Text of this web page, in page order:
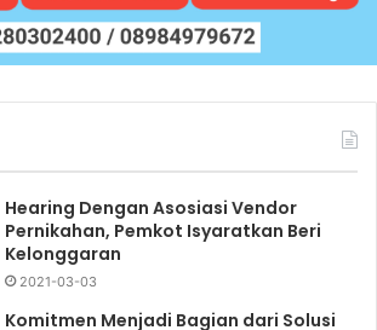
Hearing Dengan Asosiasi Vendor
Pernikahan, Pemkot Isyaratkan Beri
Kelonggaran
2021-03-03
Komitmen Menjadi Bagian dari Solusi